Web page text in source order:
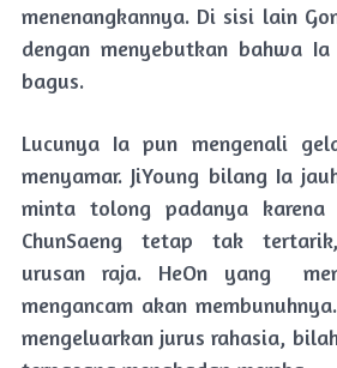
menenangkannya. Di sisi lain
dengan menyebutkan bahwa
bagus.
Lucunya Ia pun mengenali
menyamar. JiYoung bilang Ia
minta tolong padanya karena
ChunSaeng tetap tak
urusan raja. HeOn yang
mengancam akan
mengeluarkan jurus rahasia,